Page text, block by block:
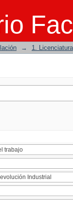
→ 1. Licenciatura